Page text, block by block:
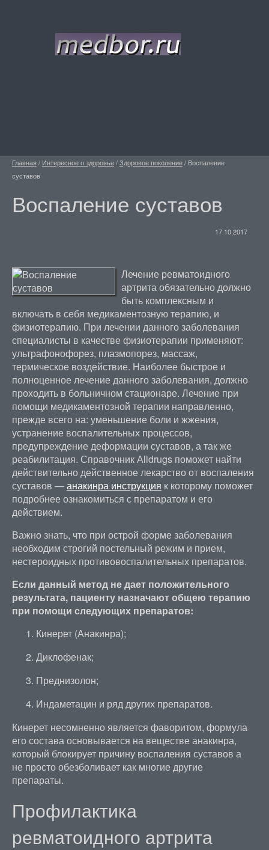
Главная / Интересное о здоровье/Здоровое поколение/ Воспаление
суставов
Воспаление суставов
17.10.2017
Лечение ревматоидного
артрита обязательно должно
быть комплексным и
включать в себя медикаментозную терапию, и
физиотерапию. При лечении данного заболевания
специалисты в качестве физиотерапии применяют:
ультрафонофорез, плазмопорез, массаж,
термическое воздействие. Наиболее быстрое и
полноценное лечение данного заболевания, должно
проходить в больничном стационаре. Лечение при
помощи медикаментозной терапии направленно,
прежде всего на: уменьшение боли и жжения,
устранение воспалительных процессов,
предупреждение деформации суставов, а так же
реабилитация. Справочник Аlldrugs поможет найти
действительно действенное лекарство от воспаления
суставов —анакинра инструкция к которому поможет
подробнее ознакомиться с препаратом и его
действием.
Важно знать, что при острой форме заболевания
необходим строгий постельный режим и прием,
нестероидных противовоспалительных препаратов.
Если данный метод не дает положительного
результата, пациенту назначают общею терапию
при помощи следующих препаратов:
Кинерет (Анакинра);
Диклофенак;
Преднизолон;
Индаметацин и ряд других препаратов.
Кинерет несомненно является фаворитом, формула
его состава основывается на веществе анакинра,
который блокирует причину воспаления суставов а
не просто обезболивает как многие другие
препараты.
Профилактика
ревматоидного артрита